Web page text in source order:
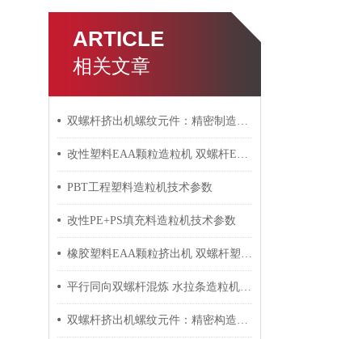
ARTICLE
相关文章
双螺杆挤出机螺纹元件：精密制造的工业心脏
改性塑料EAA颗粒造粒机 双螺杆EBA颗粒挤出造粒机技术参数
PBT工程塑料造粒机技术参数
改性PE+PS填充料造粒机技术参数
橡胶塑料EAA颗粒挤出机 双螺杆塑料造粒挤出机生产线技术参数
平行同向双螺杆混炼 水拉条造粒机组 色母粒塑料挤出机技术参数
双螺杆挤出机螺纹元件：精密构造与技术创新的关键组件